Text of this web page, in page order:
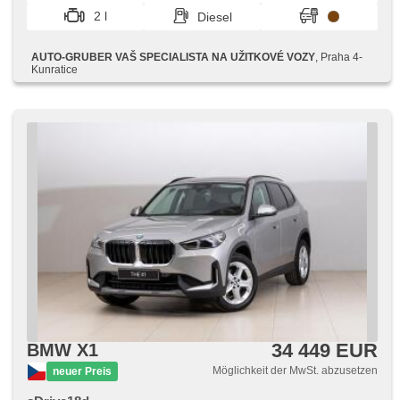
Zentralverriegelung mit Funkfernbedienung, beheizte Sitze,
höheneinstellbare Sitze, Reifendrucksensor,
der Warnflutlicht, Scheinwerferwaschanlagen,
Nebelscheinwerfer, Autoradio, CD-Spieler,
Außenthermometer, beheizte Spiegel, Teilbare Rücksitzbank
2 l
Diesel
AUTO-GRUBER VAŠ SPECIALISTA NA UŽITKOVÉ VOZY , Praha 4-
Kunratice
BMW X1
neuer Preis
34 449 EUR
Möglichkeit der MwSt. abzusetzen